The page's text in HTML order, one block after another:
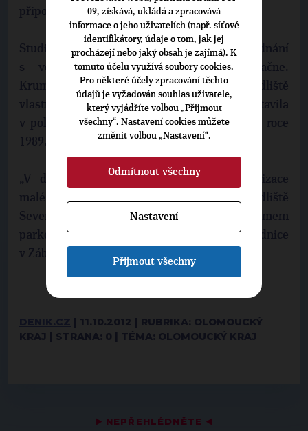
▶ NEPŘEHLÉDNĚTE ◀
připomínky.
Studie sídliště Krumpach má za sebou projednání
s veřejností, územní řízení teprve začne.
Krumpach je případ sám pro sebe, protože sídliště
vlastně není dokončeno. Výstavba se zastavila
v polovině; přerušily ji změny po převratu v roce
1989.
„V dalším sledu čeká město ještě revitalizace
malého sídliště za gymnáziem a sídliště
Severovýchod. V obou je největším problémem
parkování," řekl vedoucí odboru rozvoje radnice
v Zábřehu Václav Doležal."
| 11.10.2012 | RUBRIKA: OLOMOUCKÝ
KRAJ | STRANA: 0 | TÉMA: OLOMOUCKÝ KRAJ
09, získává, ukládá a zpracovává
informace o jeho uživatelích (např. síťové
identifikátory, údaje o tom, jak jej
procházejí nebo jaký obsah je zajímá). K
tomuto účelu využívá soubory cookies.
Pro některé účely zpracování těchto
údajů je vyžadován souhlas uživatele,
který vyjádříte volbou „Přijmout
všechny“. Nastavení cookies můžete
změnit volbou „Nastavení“.
Odmítnout všechny
Nastavení
Přijmout všechny